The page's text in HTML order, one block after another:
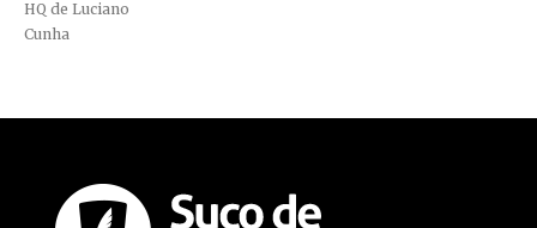
HQ de Luciano
Cunha